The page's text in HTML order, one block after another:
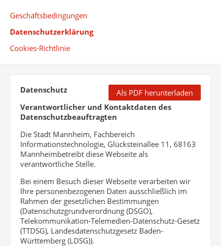
Geschäftsbedingungen
Datenschutzerklärung
Cookies-Richtlinie
Als PDF herunterladen
Datenschutz
Verantwortlicher und Kontaktdaten des
Datenschutzbeauftragten
Die Stadt Mannheim, Fachbereich
Informationstechnologie, Glücksteinallee 11, 68163
Mannheimbetreibt diese Webseite als
verantwortliche Stelle.
Bei einem Besuch dieser Webseite verarbeiten wir
Ihre personenbezogenen Daten ausschließlich im
Rahmen der gesetzlichen Bestimmungen
(Datenschutzgrundverordnung (DSGO),
Telekommunikation-Telemedien-Datenschutz-Gesetz
(TTDSG), Landesdatenschutzgesetz Baden-
Württemberg (LDSG)).